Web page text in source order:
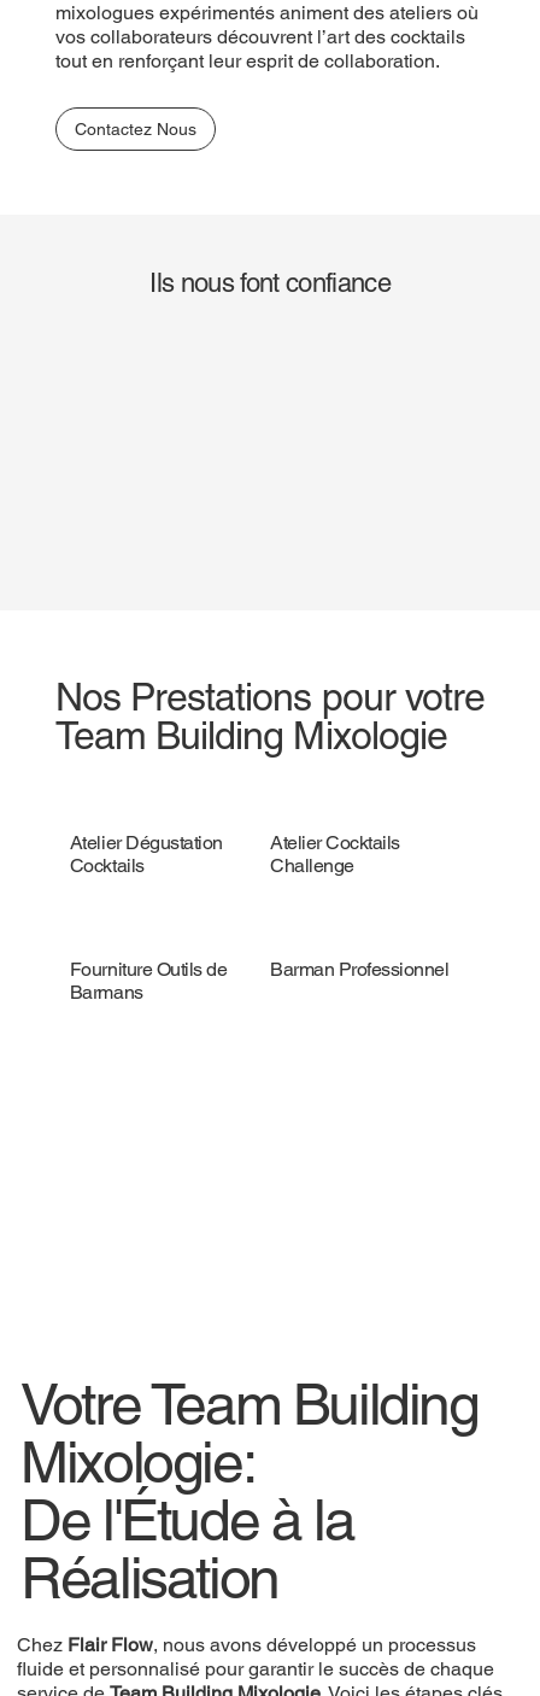
mixologues expérimentés animent des ateliers où
vos collaborateurs découvrent l’art des cocktails
tout en renforçant leur esprit de collaboration.
Contactez Nous
Nos Prestations pour votre
Team Building Mixologie
Atelier Dégustation
Cocktails
Atelier Cocktails
Challenge
Fourniture Outils de
Barmans
Barman Professionnel
Votre Team Building
Mixologie:
De l'Étude à la
Réalisation
Chez Flair Flow, nous avons développé un processus
fluide et personnalisé pour garantir le succès de chaque
Ils nous font confiance